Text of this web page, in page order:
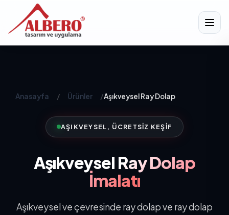
Anasayfa / Ürünler /Aşıkveysel Ray Dolap
AŞIKVEYSEL, ÜCRETSIZ KEŞIF
Aşıkveysel Ray Dolap
İmalatı
Aşıkveysel ve çevresinde ray dolap ve ray dolap